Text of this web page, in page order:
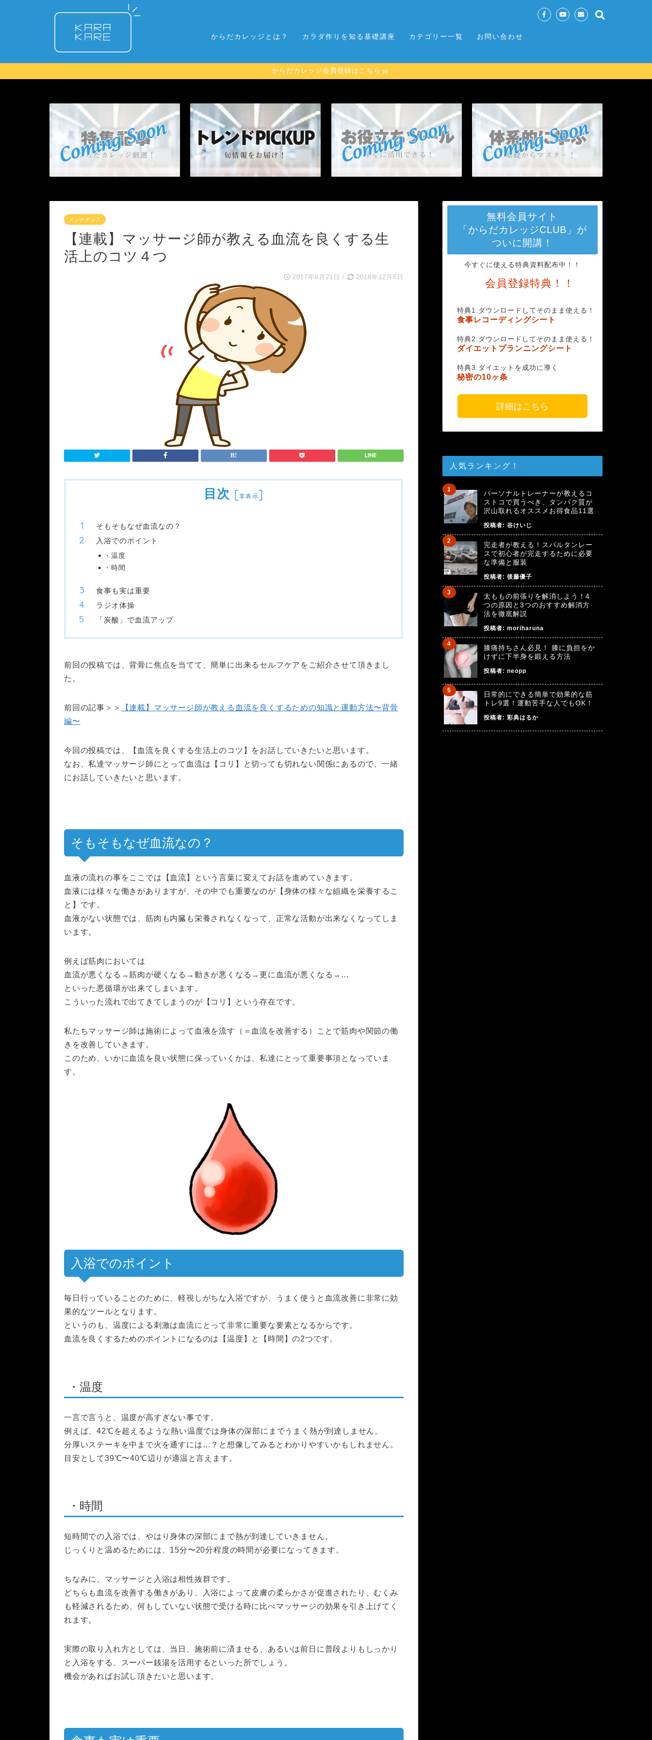
からだカレッジとは？ カラダ作りを知る基礎講座 カテゴリー一覧 お問い合わせ
からだカレッジ会員登録はこちら
メンテナンス
【連載】マッサージ師が教える血流を良くする生
活上のコツ４つ
2017年6月21日 / 2018年12月6日
目次 [非表示]
そもそもなぜ血流なの？
入浴でのポイント
・温度
・時間
食事も実は重要
ラジオ体操
「炭酸」で血流アップ
前回の投稿では、背骨に焦点を当てて、簡単に出来るセルフケアをご紹介させて頂きまし
た。
前回の記事＞＞
【連載】マッサージ師が教える血流を良くするための知識と運動方法〜背骨
編〜
今回の投稿では、【血流を良くする生活上のコツ】をお話していきたいと思います。
なお、私達マッサージ師にとって血流は【コリ】と切っても切れない関係にあるので、一緒
にお話していきたいと思います。
そもそもなぜ血流なの？
血液の流れの事をここでは【血流】という言葉に変えてお話を進めていきます。
血液には様々な働きがありますが、その中でも重要なのが【身体の様々な組織を栄養するこ
と】です。
血液がない状態では、筋肉も内臓も栄養されなくなって、正常な活動が出来なくなってしま
います。
例えば筋肉においては
血流が悪くなる→筋肉が硬くなる→動きが悪くなる→更に血流が悪くなる→…
といった悪循環が出来てしまいます。
こういった流れで出てきてしまうのが【コリ】という存在です。
私たちマッサージ師は施術によって血液を流す（＝血流を改善する）ことで筋肉や関節の働
きを改善していきます。
このため、いかに血流を良い状態に保っていくかは、私達にとって重要事項となっていま
す。
入浴でのポイント
毎日行っていることのために、軽視しがちな入浴ですが、うまく使うと血流改善に非常に効
果的なツールとなります。
というのも、温度による刺激は血流にとって非常に重要な要素となるからです。
血流を良くするためのポイントになるのは【温度】と【時間】の2つです。
・温度
一言で言うと、温度が高すぎない事です。
例えば、42℃を超えるような熱い温度では身体の深部にまでうまく熱が到達しません。
分厚いステーキを中まで火を通すには…？と想像してみるとわかりやすいかもしれません。
目安として39℃〜40℃辺りが適温と言えます。
・時間
短時間での入浴では、やはり身体の深部にまで熱が到達していきません。
じっくりと温めるためには、15分〜20分程度の時間が必要になってきます。
ちなみに、マッサージと入浴は相性抜群です。
どちらも血流を改善する働きがあり、入浴によって皮膚の柔らかさが促進されたり、むくみ
も軽減されるため、何もしていない状態で受ける時に比べマッサージの効果を引き上げてく
れます。
実際の取り入れ方としては、当日、施術前に済ませる、あるいは前日に普段よりもしっかり
と入浴をする、スーパー銭湯を活用するといった所でしょう。
機会があればお試し頂きたいと思います。
無料会員サイト
「からだカレッジCLUB」が
ついに開講！
今すぐに使える特典資料配布中！！
会員登録特典！！
特典1.ダウンロードしてそのまま使える！
食事レコーディングシート
特典2.ダウンロードしてそのまま使える！
ダイエットプランニングシート
特典3.ダイエットを成功に導く
秘密の10ヶ条
詳細はこちら
人気ランキング！
パーソナルトレーナーが教えるコ
ストコで買うべき、タンパク質が
沢山取れるオススメお得食品11選
投稿者: 谷けいじ
完走者が教える！スパルタンレー
スで初心者が完走するために必要
な準備と服装
投稿者: 後藤優子
太ももの前張りを解消しよう！4
つの原因と3つのおすすめ解消方
法を徹底解説
投稿者: moriharuna
膝痛持ちさん必見！ 膝に負担をか
けずに下半身を鍛える方法
投稿者: neopp
日常的にできる簡単で効果的な筋
トレ9選！運動苦手な人でもOK！
投稿者: 彩典はるか